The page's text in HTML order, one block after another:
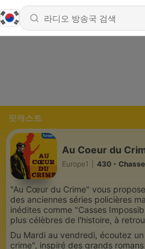
팟캐스트
Au Coeur du
Europe1 430 - Chasse
"Au Cœur du Crime" vous
des anciennes séries policières
inédites comme "Casses
plus célèbres de l'histoire, à
Du Mardi au vendredi, écoutez
crime", inspiré des grands